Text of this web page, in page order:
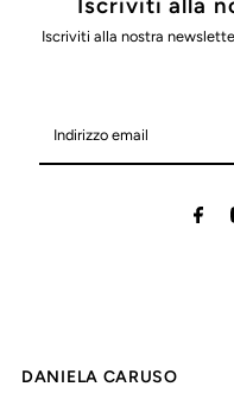
Iscriviti alla
Iscriviti alla nostra
email
DANIELA CARUSO